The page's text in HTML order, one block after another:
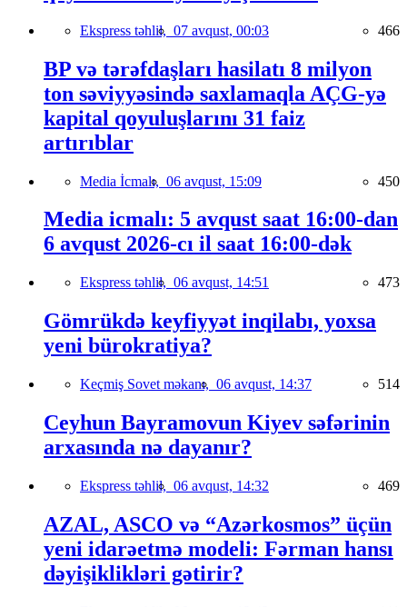
Ekspress təhlil, 07 avqust, 00:03 466
BP və tərəfdaşları hasilatı 8 milyon
ton səviyyəsində saxlamaqla AÇG-yə
kapital qoyuluşlarını 31 faiz
artırıblar
Media İcmalı, 06 avqust, 15:09 450
Media icmalı: 5 avqust saat 16:00-dan
6 avqust 2026-cı il saat 16:00-dək
Ekspress təhlil, 06 avqust, 14:51 473
Gömrükdə keyfiyyət inqilabı, yoxsa
yeni bürokratiya?
Keçmiş Sovet məkanı, 06 avqust, 14:37 514
Ceyhun Bayramovun Kiyev səfərinin
arxasında nə dayanır?
Ekspress təhlil, 06 avqust, 14:32 469
AZAL, ASCO və “Azərkosmos” üçün
yeni idarəetmə modeli: Fərman hansı
dəyişiklikləri gətirir?